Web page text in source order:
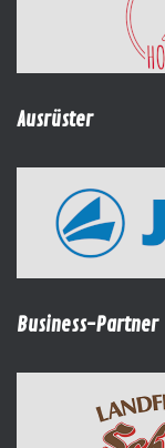
Ausrüster
Business-Partner